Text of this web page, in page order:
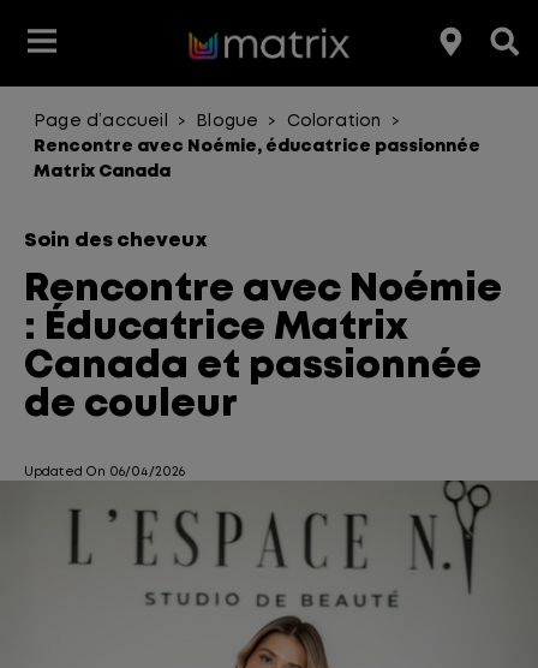
En évidence
pour les cheveux
Gamme de produit
Produits coiffants
En évidence
Éducation
Soins Capillaires
Club Matrix
Page d’accueil > Blogue > Coloration >
Rencontre avec Noémie, éducatrice passionnée
Matrix Canada
Soin des cheveux
Rencontre avec Noémie
: Éducatrice Matrix
Canada et passionnée
de couleur
Updated On 06/04/2026